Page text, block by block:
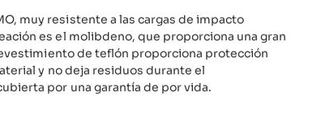
muy resistente a las cargas de impacto
es el molibdeno, que proporciona una gran
de teflón proporciona protección
y no deja residuos durante el
por una garantía de por vida.